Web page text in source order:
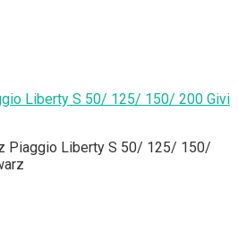
Liberty S 50/ 125/ 150/ 200 Givi
Piaggio Liberty S 50/ 125/ 150/